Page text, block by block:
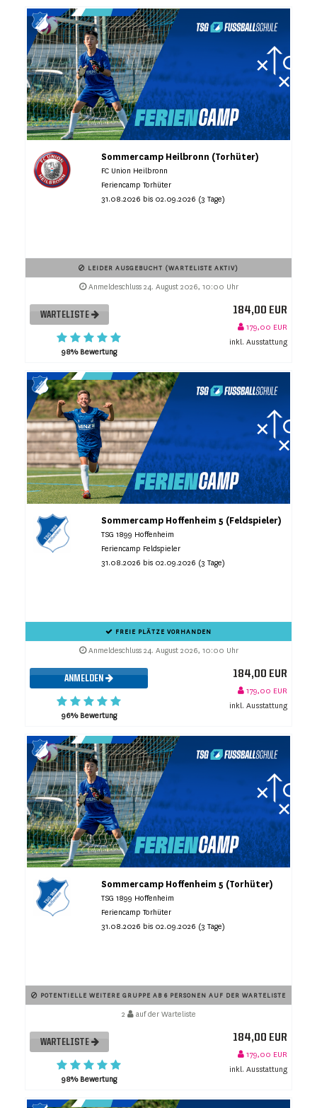
Sommercamp Heilbronn (Torhüter)
FC Union Heilbronn
Feriencamp Torhüter
31.08.2026 bis 02.09.2026 (3 Tage)
LEIDER AUSGEBUCHT (WARTELISTE AKTIV)
Anmeldeschluss 24. August 2026, 10:00 Uhr
WARTELISTE
98% Bewertung
184,00 EUR
179,00 EUR
inkl. Ausstattung
Sommercamp Hoffenheim 5 (Feldspieler)
TSG 1899 Hoffenheim
Feriencamp Feldspieler
31.08.2026 bis 02.09.2026 (3 Tage)
FREIE PLÄTZE VORHANDEN
Anmeldeschluss 24. August 2026, 10:00 Uhr
ANMELDEN
96% Bewertung
184,00 EUR
179,00 EUR
inkl. Ausstattung
Sommercamp Hoffenheim 5 (Torhüter)
TSG 1899 Hoffenheim
Feriencamp Torhüter
31.08.2026 bis 02.09.2026 (3 Tage)
POTENTIELLE WEITERE GRUPPE AB 6 PERSONEN AUF DER WARTELISTE
2 auf der Warteliste
WARTELISTE
98% Bewertung
184,00 EUR
179,00 EUR
inkl. Ausstattung